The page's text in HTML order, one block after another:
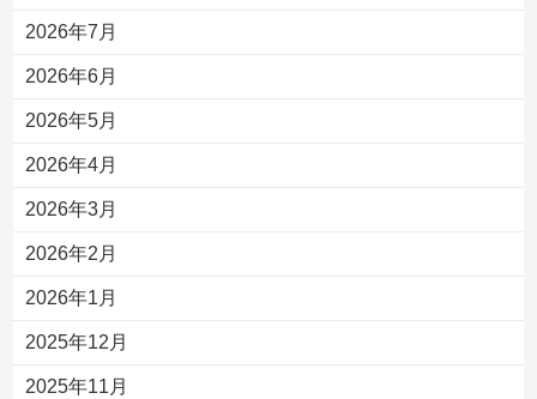
2026年7月
2026年6月
2026年5月
2026年4月
2026年3月
2026年2月
2026年1月
2025年12月
2025年11月